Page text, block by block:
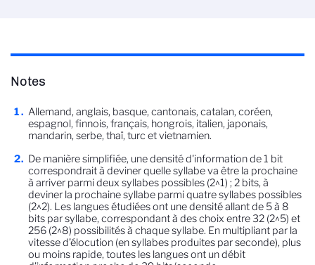
Notes
Allemand, anglais, basque, cantonais, catalan, coréen,
espagnol, finnois, français, hongrois, italien, japonais,
mandarin, serbe, thaï, turc et vietnamien.
De manière simplifiée, une densité d'information de 1 bit
correspondrait à deviner quelle syllabe va être la prochaine
à arriver parmi deux syllabes possibles (2^1) ; 2 bits, à
deviner la prochaine syllabe parmi quatre syllabes possibles
(2^2). Les langues étudiées ont une densité allant de 5 à 8
bits par syllabe, correspondant à des choix entre 32 (2^5) et
256 (2^8) possibilités à chaque syllabe. En multipliant par la
vitesse d’élocution (en syllabes produites par seconde), plus
ou moins rapide, toutes les langues ont un débit